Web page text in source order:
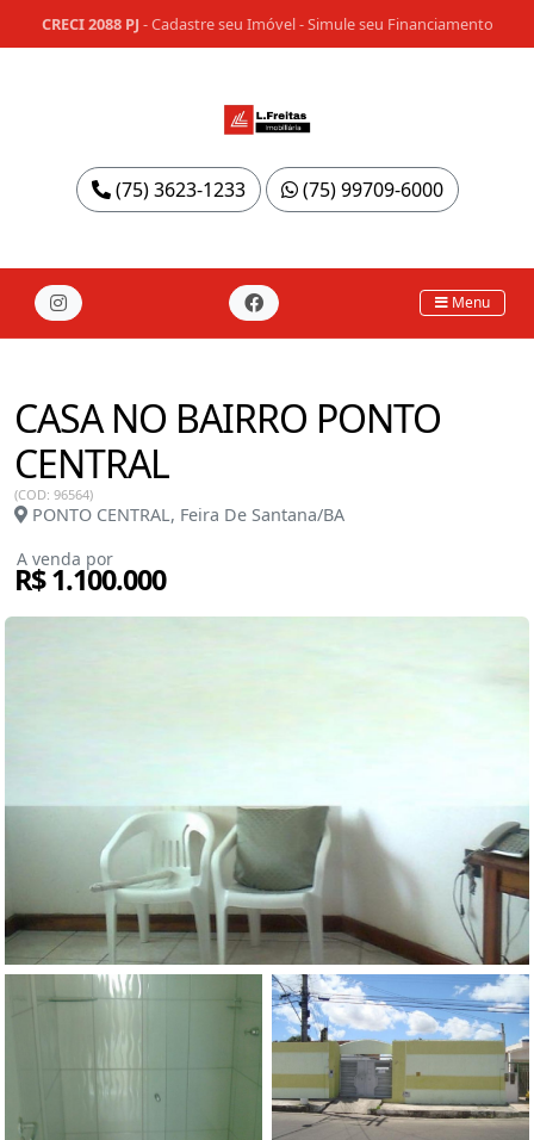
CRECI 2088 PJ -Cadastre seu Imóvel-Simule seu Financiamento
(75) 3623-1233 (75) 99709-6000
Menu
CASA NO BAIRRO PONTO
CENTRAL
(COD: 96564)
PONTO CENTRAL, Feira De Santana/BA
A venda por
R$ 1.100.000